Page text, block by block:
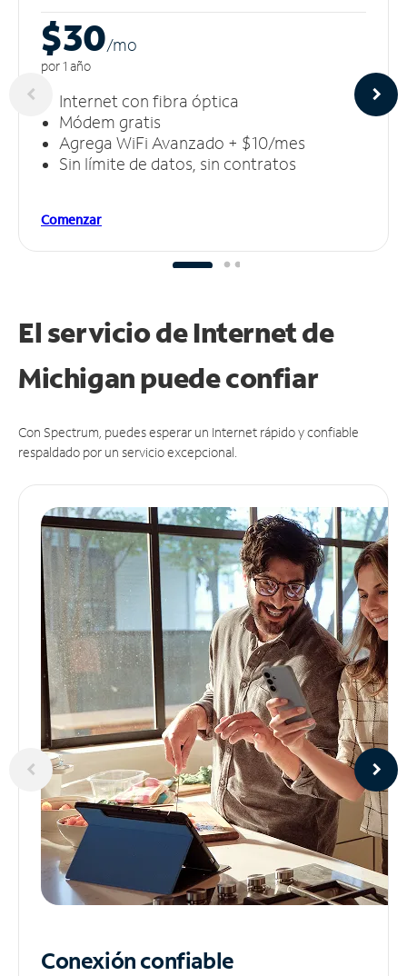
$30/mo
por 1 año
Internet con fibra óptica
Módem gratis
Agrega WiFi Avanzado + $10/mes
Sin límite de datos, sin contratos
Comenzar
El servicio de Internet de
Michigan puedeconfiar
Con Spectrum, puedes esperar un Internet rápido y confiable
respaldado por un servicio excepcional.
Conexión confiable